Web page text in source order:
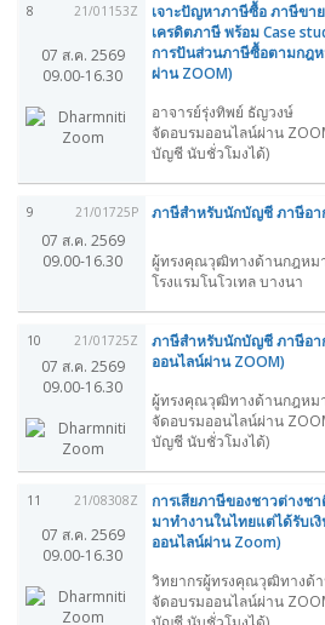
8 21/01153Z
07 ส.ค. 2569
09.00-16.30
เจาะปัญหาภาษีซื้อ ภาษีขา
เครดิตภาษี พร้อม Case
การปันส่วนภาษีซื้อตามกฎ
ผ่าน ZOOM)
อาจารย์รุ่งทิพย์ ธัญวงษ์
จัดอบรมออนไลน์ผ่าน
บัญชี นับชั่วโมงได้)
9 21/01725P
07 ส.ค. 2569
09.00-16.30
ภาษีสำหรับนักบัญชี ภาษีอา
ผู้ทรงคุณวุฒิทางด้านกฎหม
โรงแรมโนโวเทล บางนา
10 21/01725Z
07 ส.ค. 2569
09.00-16.30
ภาษีสำหรับนักบัญชี ภาษีอา
ออนไลน์ผ่าน ZOOM)
ผู้ทรงคุณวุฒิทางด้านกฎหม
จัดอบรมออนไลน์ผ่าน
บัญชี นับชั่วโมงได้)
11 21/08308Z
07 ส.ค. 2569
09.00-16.30
การเสียภาษีของชาวต่างช
มาทำงานในไทยแต่ได้รับเ
ออนไลน์ผ่าน Zoom)
วิทยากรผู้ทรงคุณวุฒิทางด้
จัดอบรมออนไลน์ผ่าน